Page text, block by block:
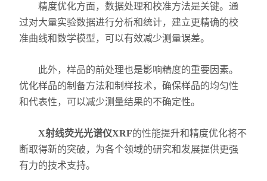
电化学工作站
X荧光光谱XRF能量色散型
透反射率测量仪
代理产品
光学显微镜
精度优化方面，数据处理和校准方法是关键。通
过对大量实验数据进行分析和统计，建立更精确的校
准曲线和数学模型，可以有效减少测量误差。
此外，样品的前处理也是影响精度的重要因素。
优化样品的制备方法和制样技术，确保样品的均匀性
和代表性，可以减少测量结果的不确定性。
X射线荧光光谱仪XRF的性能提升和精度优化将不
断取得新的突破，为各个领域的研究和发展提供更强
有力的技术支持。